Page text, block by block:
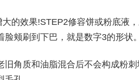
的效果!STEP2修容饼或粉底液
颊刷到下巴，就是数字3的形状。
旧角质和油脂混合后不会构成粉